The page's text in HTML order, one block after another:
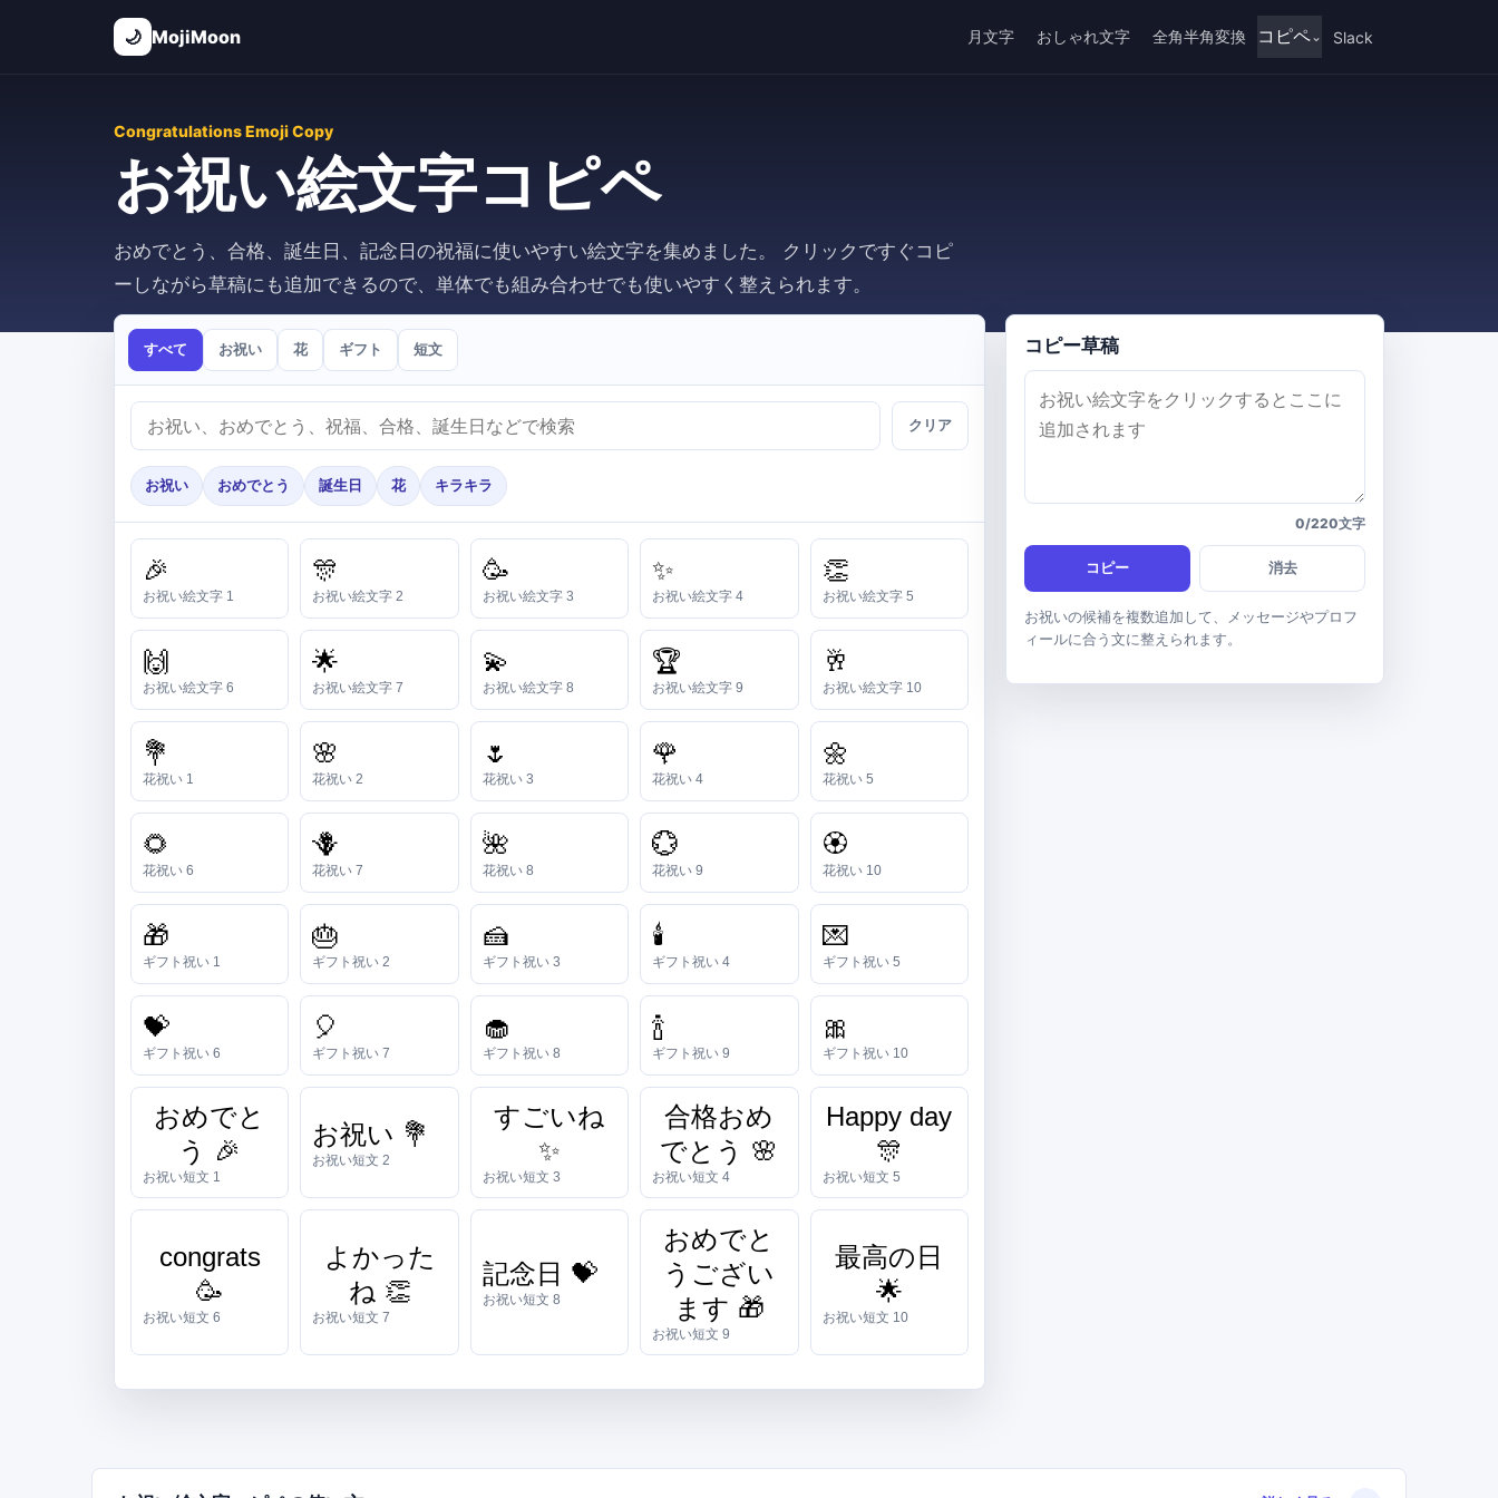
🌙 MojiMoon 月文字 おしゃれ文字 全角半角変換 コピペ Slack
Congratulations Emoji Copy
お祝い絵文字コピペ
おめでとう、合格、誕生日、記念日の祝福に使いやすい絵文字を集めました。 クリックですぐコピ
ーしながら草稿にも追加できるので、単体でも組み合わせでも使いやすく整えられます。
すべて お祝い 花 ギフト 短文
クリア
お祝い おめでとう 誕生日 花 キラキラ
🎉
お祝い絵文字 1
🎊
お祝い絵文字 2
🥳
お祝い絵文字 3
✨
お祝い絵文字 4
👏
お祝い絵文字 5
🙌
お祝い絵文字 6
🌟
お祝い絵文字 7
💫
お祝い絵文字 8
🏆
お祝い絵文字 9
🥂
お祝い絵文字 10
💐
花祝い 1
🌸
花祝い 2
🌷
花祝い 3
🌹
花祝い 4
🌼
花祝い 5
🌻
花祝い 6
🪻
花祝い 7
🌺
花祝い 8
💮
花祝い 9
🏵️
花祝い 10
🎁
ギフト祝い 1
🎂
ギフト祝い 2
🍰
ギフト祝い 3
🕯️
ギフト祝い 4
💌
ギフト祝い 5
💝
ギフト祝い 6
🎈
ギフト祝い 7
🧁
ギフト祝い 8
🍾
ギフト祝い 9
🎀
ギフト祝い 10
おめでと
う 🎉
お祝い短文 1
お祝い 💐
お祝い短文 2
すごいね
✨
お祝い短文 3
合格おめ
でとう 🌸
お祝い短文 4
Happy day
🎊
お祝い短文 5
congrats
🥳
お祝い短文 6
よかった
ね 👏
お祝い短文 7
記念日 💝
お祝い短文 8
おめでと
うござい
ます 🎁
お祝い短文 9
最高の日
🌟
お祝い短文 10
コピー草稿
0/220文字
コピー 消去
お祝いの候補を複数追加して、メッセージやプロフ
ィールに合う文に整えられます。